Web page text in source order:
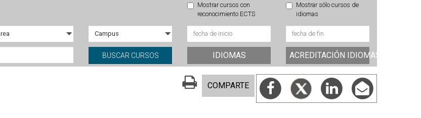
Mostrar cursos con
reconocimiento ECTS
Mostrar sólo cursos de
idiomas
IDIOMAS ACREDITACIÓN IDIOMAS
COMPARTE